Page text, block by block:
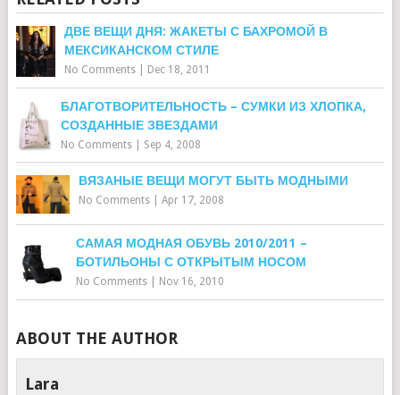
ДВЕ ВЕЩИ ДНЯ: ЖАКЕТЫ С БАХРОМОЙ В
МЕКСИКАНСКОМ СТИЛЕ
No Comments| Dec 18, 2011
БЛАГОТВОРИТЕЛЬНОСТЬ – СУМКИ ИЗ ХЛОПКА,
СОЗДАННЫЕ ЗВЕЗДАМИ
No Comments| Sep 4, 2008
ВЯЗАНЫЕ ВЕЩИ МОГУТ БЫТЬ МОДНЫМИ
No Comments| Apr 17, 2008
САМАЯ МОДНАЯ ОБУВЬ 2010/2011 –
БОТИЛЬОНЫ С ОТКРЫТЫМ НОСОМ
No Comments| Nov 16, 2010
ABOUT THE AUTHOR
Lara